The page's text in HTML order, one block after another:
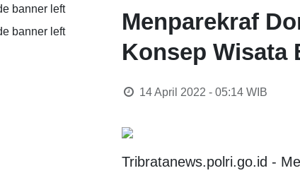
Menparekraf
Konsep Wisata
14 April 2022 - 05:14WIB
Tribratanews.polri.go.id -